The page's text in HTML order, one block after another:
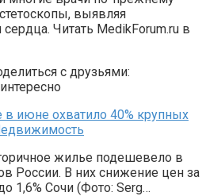
выявляя
Читать MedikForum.ru в
с друзьями:
июне охватило 40% крупных
жилье подешевело в
России. В них снижение цен за
1,6% Сочи (Фото: Serg…